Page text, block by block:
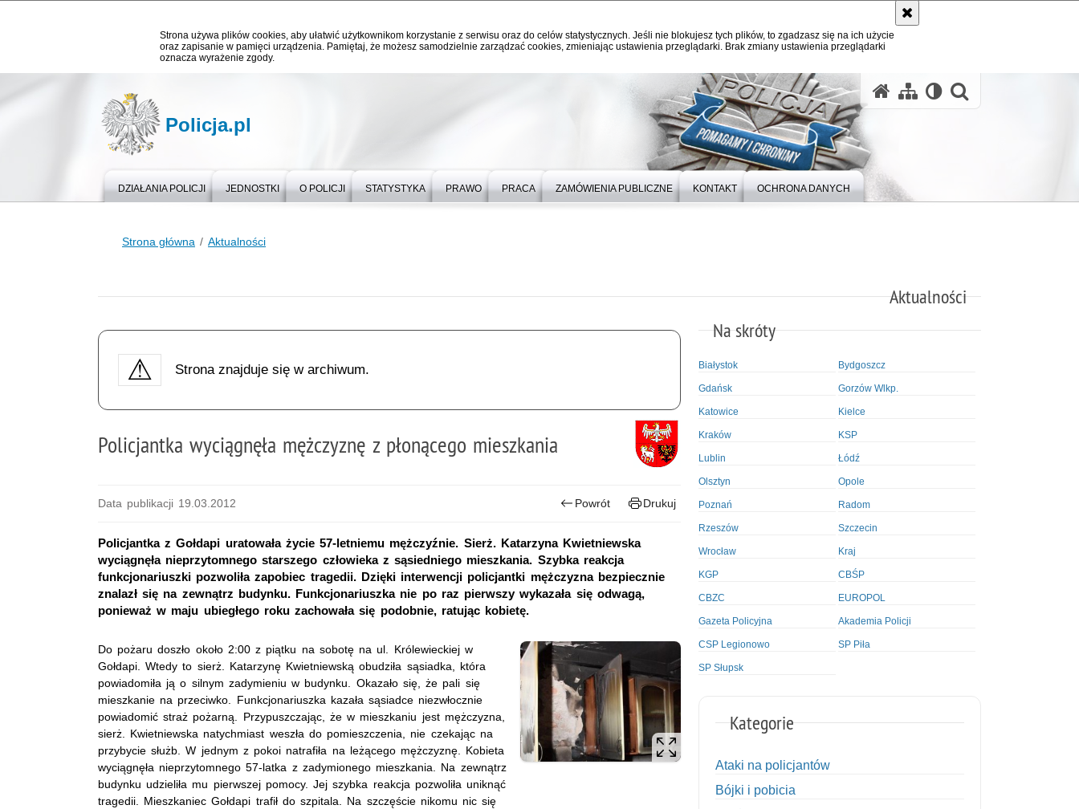
Strona używa plików cookies, aby ułatwić użytkownikom korzystanie z serwisu oraz do celów statystycznych. Jeśli nie blokujesz tych plików, to zgadzasz się na ich użycie
oraz zapisanie w pamięci urządzenia. Pamiętaj, że możesz samodzielnie zarządzać cookies, zmieniając ustawienia przeglądarki. Brak zmiany ustawienia przeglądarki
oznacza wyrażenie zgody.
Policja.pl
DZIAŁANIA POLICJI JEDNOSTKI O POLICJI STATYSTYKA PRAWO PRACA ZAMÓWIENIA PUBLICZNE KONTAKT OCHRONA DANYCH
Strona główna Aktualności
Aktualności
Strona znajduje się w archiwum.
Policjantka wyciągnęła mężczyznę z płonącego mieszkania
Data publikacji 19.03.2012 Powrót Drukuj
Policjantka z Gołdapi uratowała życie 57-letniemu mężczyźnie. Sierż. Katarzyna Kwietniewska
wyciągnęła nieprzytomnego starszego człowieka z sąsiedniego mieszkania. Szybka reakcja
funkcjonariuszki pozwoliła zapobiec tragedii. Dzięki interwencji policjantki mężczyzna bezpiecznie
znalazł się na zewnątrz budynku. Funkcjonariuszka nie po raz pierwszy wykazała się odwagą,
ponieważ w maju ubiegłego roku zachowała się podobnie, ratując kobietę.
Do pożaru doszło około 2:00 z piątku na sobotę na ul. Królewieckiej w
Gołdapi. Wtedy to sierż. Katarzynę Kwietniewską obudziła sąsiadka, która
powiadomiła ją o silnym zadymieniu w budynku. Okazało się, że pali się
mieszkanie na przeciwko. Funkcjonariuszka kazała sąsiadce niezwłocznie
powiadomić straż pożarną. Przypuszczając, że w mieszkaniu jest mężczyzna,
sierż. Kwietniewska natychmiast weszła do pomieszczenia, nie czekając na
przybycie służb. W jednym z pokoi natrafiła na leżącego mężczyznę. Kobieta
wyciągnęła nieprzytomnego 57-latka z zadymionego mieszkania. Na zewnątrz
budynku udzieliła mu pierwszej pomocy. Jej szybka reakcja pozwoliła uniknąć
tragedii. Mieszkaniec Gołdapi trafił do szpitala. Na szczęście nikomu nic się
Na skróty
Białystok Bydgoszcz
Gdańsk Gorzów Wlkp.
Katowice Kielce
Kraków KSP
Lublin Łódź
Olsztyn Opole
Poznań Radom
Rzeszów Szczecin
Wrocław Kraj
KGP CBŚP
CBZC EUROPOL
Gazeta Policyjna Akademia Policji
CSP Legionowo SP Piła
SP Słupsk
Kategorie
Ataki na policjantów
Bójki i pobicia